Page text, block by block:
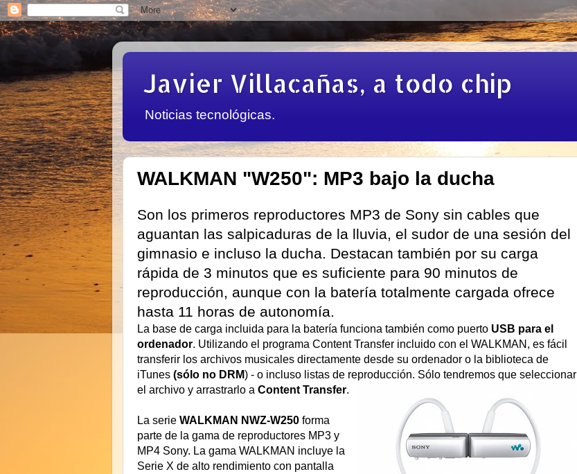
Javier Villacañas, a todo chip
Noticias tecnológicas.
WALKMAN "W250": MP3 bajo la ducha
Son los primeros reproductores MP3 de Sony sin cables que
aguantan las salpicaduras de la lluvia, el sudor de una sesión del
gimnasio e incluso la ducha. Destacan también por su carga
rápida de 3 minutos que es suficiente para 90 minutos de
reproducción, aunque con la batería totalmente cargada ofrece
hasta 11 horas de autonomía.
La base de carga incluida para la batería funciona también como puerto USB para el
ordenador. Utilizando el programa Content Transfer incluido con el WALKMAN, es fácil
transferir los archivos musicales directamente desde su ordenador o la biblioteca de
iTunes (sólo no DRM) - o incluso listas de reproducción. Sólo tendremos que seleccionar
el archivo y arrastrarlo a Content Transfer.
La serie WALKMAN NWZ-W250 forma
parte de la gama de reproductores MP3 y
MP4 Sony. La gama WALKMAN incluye la
Serie X de alto rendimiento con pantalla